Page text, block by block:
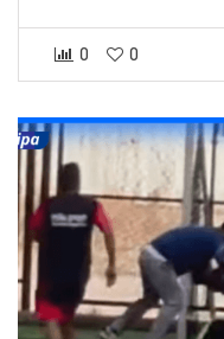
0 0